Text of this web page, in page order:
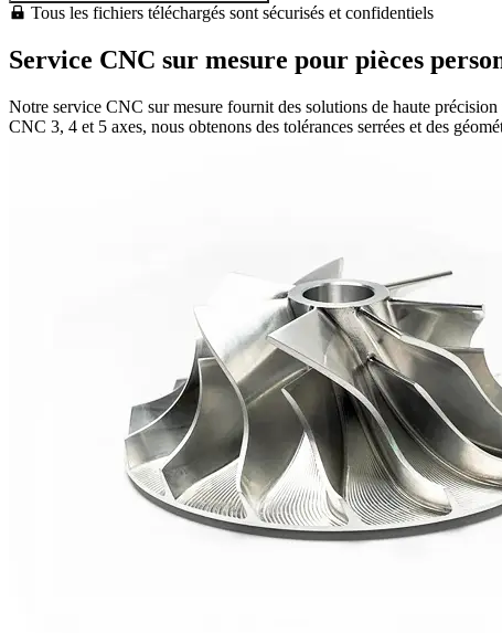
Tous les fichiers téléchargés sont sécurisés et confidentiels
Service CNC sur mesure pour pièces
Notre service CNC sur mesure fournit des solutions de haute
CNC 3, 4 et 5 axes, nous obtenons des tolérances serrées et des